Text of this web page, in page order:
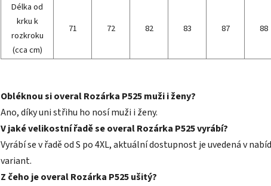
Délka od
krku k
rozkroku
(cca cm)
71 72 82 83 87 88
Obléknou si overal Rozárka P525 muži i ženy?
Ano, díky uni střihu ho nosí muži i ženy.
V jaké velikostní řadě se overal Rozárka P525 vyrábí?
Vyrábí se v řadě od S po 4XL, aktuální dostupnost je uvedená v
variant.
Z čeho je overal Rozárka P525 ušitý?